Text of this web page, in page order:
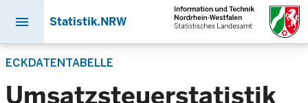
zum
Inhalt
menu Statistik.NRW
ECKDATENTABELLE
Umsatzsteuerstatistik